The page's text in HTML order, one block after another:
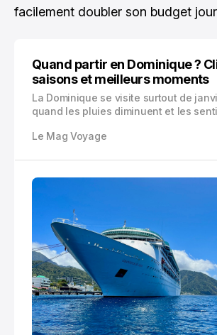
facilement doubler son budget
Quand partir en Dominique ?
saisons et meilleurs moments
La Dominique se visite surtout de
quand les pluies diminuent et les
météo, cyclones, randonnées,
Le Mag Voyage